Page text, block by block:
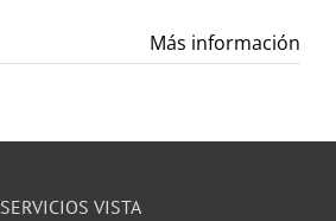
Más información
SERVICIOS VISTA